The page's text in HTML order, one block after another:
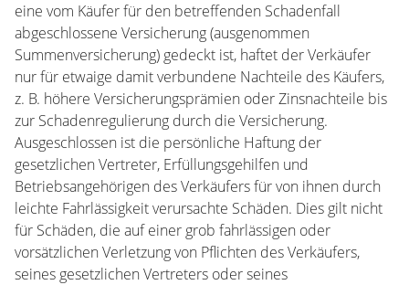
eine vom Käufer für den betreffenden Schadenfall
abgeschlossene Versicherung (ausgenommen
Summenversicherung) gedeckt ist, haftet der Verkäufer
nur für etwaige damit verbundene Nachteile des Käufers,
z. B. höhere Versicherungsprämien oder Zinsnachteile bis
zur Schadenregulierung durch die Versicherung.
Ausgeschlossen ist die persönliche Haftung der
gesetzlichen Vertreter, Erfüllungsgehilfen und
Betriebsangehörigen des Verkäufers für von ihnen durch
leichte Fahrlässigkeit verursachte Schäden. Dies gilt nicht
für Schäden, die auf einer grob fahrlässigen oder
vorsätzlichen Verletzung von Pflichten des Verkäufers,
seines gesetzlichen Vertreters oder seines